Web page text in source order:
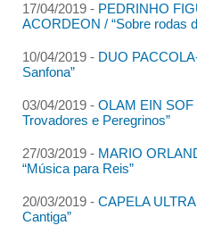
17/04/2019 - PEDRINHO
ACORDEON / “Sobre rodas
10/04/2019 - DUO
Sanfona”
03/04/2019 - OLAM EIN SOF
Trovadores e Peregrinos”
27/03/2019 - MARIO
“Música para Reis”
20/03/2019 - CAPELA
Cantiga”